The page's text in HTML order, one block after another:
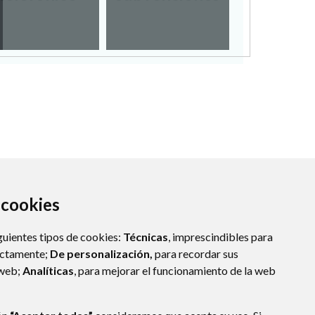
tipos de cookies: Técnicas, imprescindibles para
De personalización, para recordar sus
Analíticas, para mejorar el funcionamiento de la web